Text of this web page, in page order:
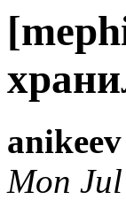
anikeev
Mon